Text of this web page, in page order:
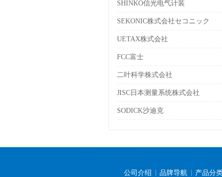
SHINKO信光电气计装
SEKONIC株式会社セコニック
UETAX株式会社
FCC富士
二叶科学株式会社
JISC日本测量系统株式会社
SODICK沙迪克
公司介绍 品牌导航 产品分